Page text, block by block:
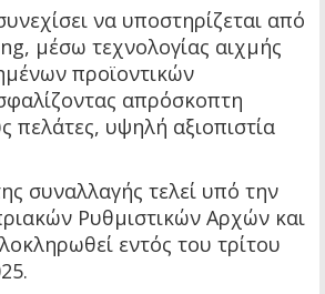
να υποστηρίζεται από
μέσω τεχνολογίας αιχμής
προϊοντικών
απρόσκοπτη
πελάτες, υψηλή αξιοπιστία
συναλλαγής τελεί υπό την
Ρυθμιστικών Αρχών και
εντός του τρίτου